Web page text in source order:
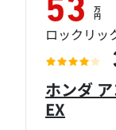
ホンダ
EX
53 万
円
ロックリッ